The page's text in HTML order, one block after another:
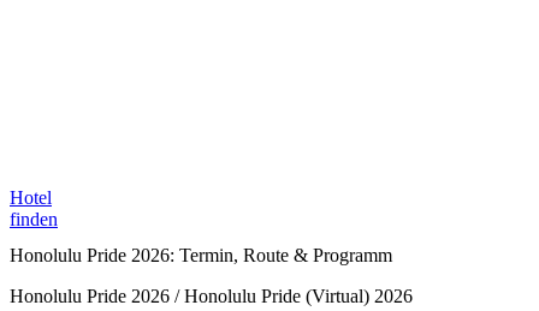
Hotel
finden
Honolulu Pride 2026: Termin, Route & Programm
Honolulu Pride 2026 / Honolulu Pride (Virtual) 2026